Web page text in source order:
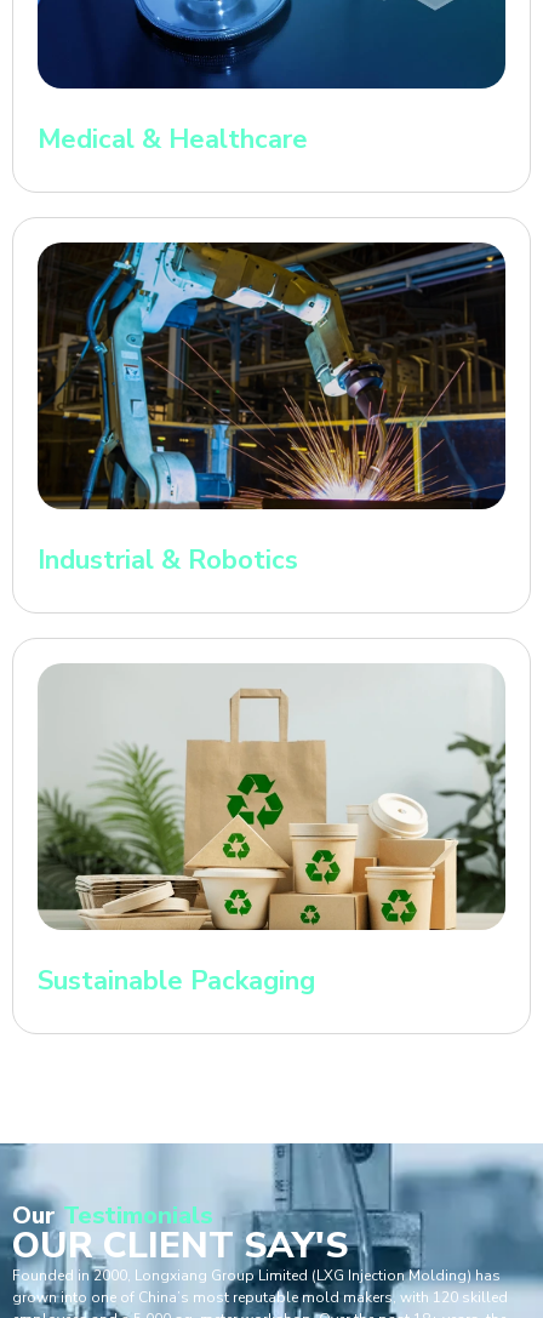
Medical & Healthcare
Industrial & Robotics
Sustainable Packaging
Our Testimonials
OUR CLIENT SAY'S
Founded in 2000, Longxiang Group Limited (LXG Injection Molding) has
grown into one of China’s most reputable mold makers, with 120 skilled